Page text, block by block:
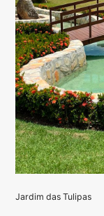
Jardim das Tulipas